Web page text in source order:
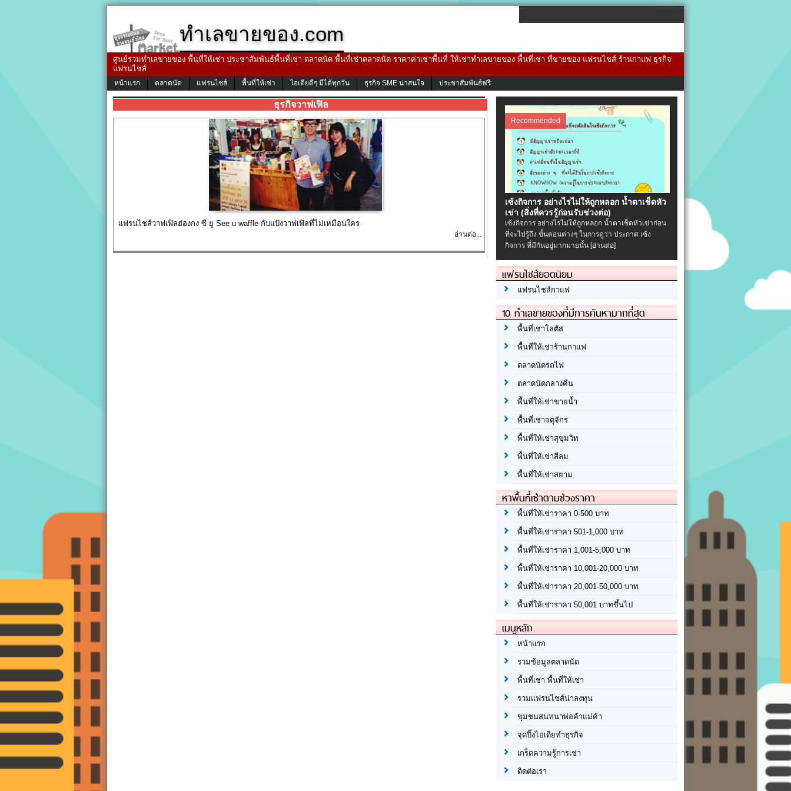
ทำเลขายของ.com
ศูนย์รวมทำเลขายของ พื้นที่ให้เช่า ประชาสัมพันธ์พื้นที่เช่า ตลาดนัด พื้นที่เช่าตลาดนัด ราคาค่าเช่าพื้นที่ ให้เช่าทำเลขายของ พื้นที่เช่า ที่ขายของ แฟรนไชส์ ร้านกาแฟ ธุรกิจ
แฟรนไชส์
หน้าแรก ตลาดนัด แฟรนไชส์ พื้นที่ให้เช่า ไอเดียดีๆ มีได้ทุกวัน ธุรกิจ SME น่าสนใจ ประชาสัมพันธ์ฟรี
ธุรกิจวาฟเฟิล
แฟรนไชส์วาฟเฟิลฮ่องกง ซี ยู See u waffle กับแป้งวาฟเฟิลที่ไม่เหมือนใคร
อ่านต่อ...
Recommended
เซ้งกิจการ อย่างไรไม่ให้ถูกหลอก น้ำตาเช็ดหัว
เข่า (สิ่งที่ควรรู้ก่อนรับช่วงต่อ)
เซ้งกิจการ อย่างไรไม่ให้ถูกหลอก น้ำตาเช็ดหัวเข่าก่อน
ที่จะไปรู้ถึง ขั้นตอนต่างๆ ในการดูว่า ประกาศ เซ้ง
กิจการ ที่มีกันอยู่มากมายนั้น [อ่านต่อ]
แฟรนไชส์ยอดนิยม
แฟรนไชส์กาแฟ
10 ทำเลขายของที่มีการค้นหามากที่สุด
พื้นที่เช่าโลตัส
พื้นที่ให้เช่าร้านกาแฟ
ตลาดนัดรถไฟ
ตลาดนัดกลางคืน
พื้นที่ให้เช่าขายน้ำ
พื้นที่เช่าจตุจักร
พื้นที่ให้เช่าสุขุมวิท
พื้นที่ให้เช่าสีลม
พื้นที่ให้เช่าสยาม
หาพื้นที่เช่าตามช่วงราคา
พื้นที่ให้เช่าราคา 0-500 บาท
พื้นที่ให้เช่าราคา 501-1,000 บาท
พื้นที่ให้เช่าราคา 1,001-5,000 บาท
พื้นที่ให้เช่าราคา 10,001-20,000 บาท
พื้นที่ให้เช่าราคา 20,001-50,000 บาท
พื้นที่ให้เช่าราคา 50,001 บาทขึ้นไป
เมนูหลัก
หน้าแรก
รวมข้อมูลตลาดนัด
พื้นที่เช่า พื้นที่ให้เช่า
รวมแฟรนไชส์น่าลงทุน
ชุมชนสนทนาพ่อค้าแม่ค้า
จุดปิ๊งไอเดียทำธุรกิจ
เกร็ดความรู้การเช่า
ติดต่อเรา